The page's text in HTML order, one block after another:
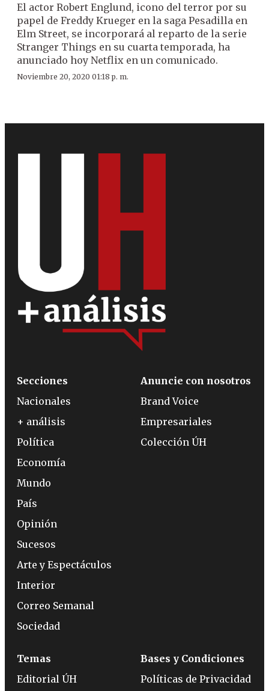
El actor Robert Englund, icono del terror por su
papel de Freddy Krueger en la saga Pesadilla en
Elm Street, se incorporará al reparto de la serie
Stranger Things en su cuarta temporada, ha
anunciado hoy Netflix en un comunicado.
Noviembre 20, 2020 01:18 p. m.
Secciones
Nacionales
+ análisis
Política
Economía
Mundo
País
Opinión
Sucesos
Arte y Espectáculos
Interior
Correo Semanal
Sociedad
Anuncie con nosotros
Brand Voice
Empresariales
Colección ÚH
Temas
Editorial ÚH
Bases y Condiciones
Políticas de Privacidad